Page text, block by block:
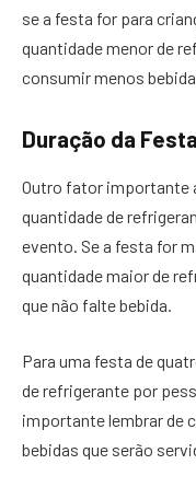
se a festa for para
quantidade menor de
consumir menos
Duração da Festa
Outro fator importante
quantidade de
evento. Se a festa for
quantidade maior de
que não falte bebida.
Para uma festa de
de refrigerante por
importante lembrar de
bebidas que serão